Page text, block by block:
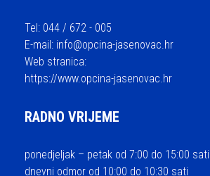
Tel: 044 / 672 - 005
E-mail: info@opcina-jasenovac.hr
Web stranica:
https://www.opcina-jasenovac.hr
RADNO VRIJEME
ponedjeljak – petak od 7:00 do 15:00 sati
dnevni odmor od 10:00 do 10:30 sati